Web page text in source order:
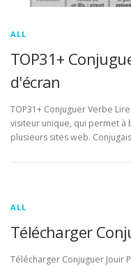
ALL
TOP31+
d'écran
TOP31+ Conjuguer Verbe
visiteur unique, qui permet à
plusieurs sites web.
ALL
Télécharger
Télécharger Conjuguer Jouir